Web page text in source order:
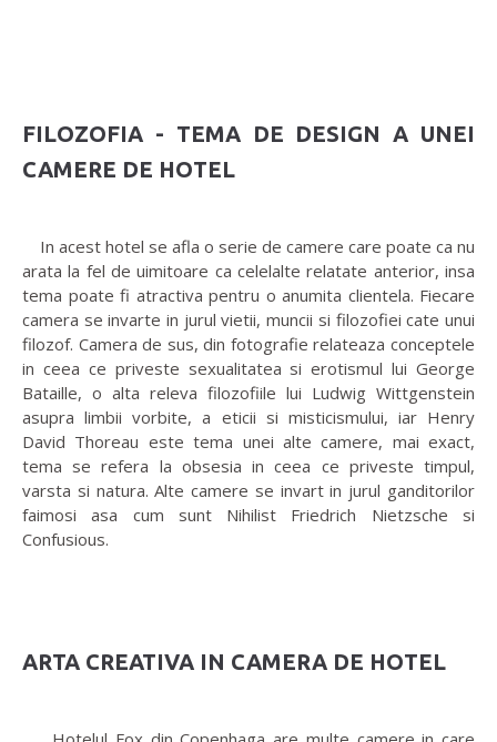
FILOZOFIA - TEMA DE DESIGN A UNEI
CAMERE DE HOTEL
In acest hotel se afla o serie de camere care poate ca nu
arata la fel de uimitoare ca celelalte relatate anterior, insa
tema poate fi atractiva pentru o anumita clientela. Fiecare
camera se invarte in jurul vietii, muncii si filozofiei cate unui
filozof. Camera de sus, din fotografie relateaza conceptele
in ceea ce priveste sexualitatea si erotismul lui George
Bataille, o alta releva filozofiile lui Ludwig Wittgenstein
asupra limbii vorbite, a eticii si misticismului, iar Henry
David Thoreau este tema unei alte camere, mai exact,
tema se refera la obsesia in ceea ce priveste timpul,
varsta si natura. Alte camere se invart in jurul ganditorilor
faimosi asa cum sunt Nihilist Friedrich Nietzsche si
Confusious.
ARTA CREATIVA IN CAMERA DE HOTEL